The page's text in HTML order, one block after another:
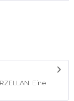
Eine